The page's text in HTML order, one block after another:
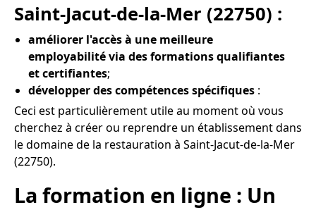
Saint-Jacut-de-la-Mer (22750) :
améliorer l'accès à une meilleure
employabilité via des formations qualifiantes
et certifiantes;
développer des compétences spécifiques :
Ceci est particulièrement utile au moment où vous
cherchez à créer ou reprendre un établissement dans
le domaine de la restauration à Saint-Jacut-de-la-Mer
(22750).
La formation en ligne : Un